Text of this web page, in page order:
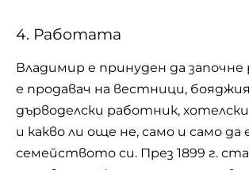
4. Работата
Владимир е принуден да
е продавач на вестници,
дърводелски работник,
и какво ли още не, само и само
семейството си. През 1899 г.